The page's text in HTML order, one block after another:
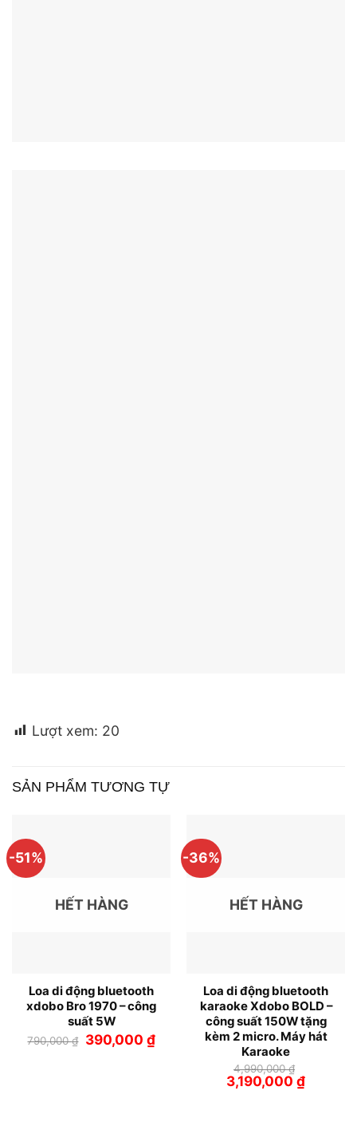
Lượt xem: 20
SẢN PHẨM TƯƠNG TỰ
-51%
HẾT HÀNG
Loa di động bluetooth
xdobo Bro 1970 – công
suất 5W
790,000₫ Giá
gốc
390,000 ₫Giá
hiện
-36%
HẾT HÀNG
Loa di động bluetooth
karaoke Xdobo BOLD –
công suất 150W tặng
kèm 2 micro. Máy hát
Karaoke
4,990,000₫
Giá
gốc
3,190,000 ₫Giá